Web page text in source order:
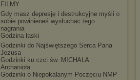
FILMY
Gdy masz depresję i destrukcyjne myśli o
sobie powinieneś wysłuchac tego
nagrania
Godzina łaski
Godzinki do Najświętszego Serca Pana
Jezusa
Godzinki ku czci św. MICHAŁA
Archanioła
Godzinki o Niepokalanym Poczęciu NMP